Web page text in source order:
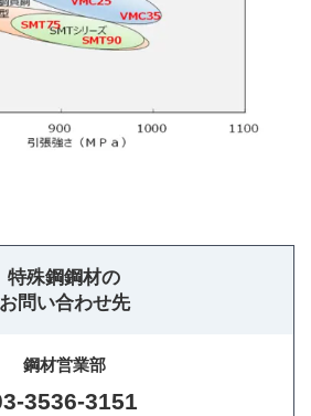
特殊鋼鋼材の
お問い合わせ先
鋼材営業部
3536-3151